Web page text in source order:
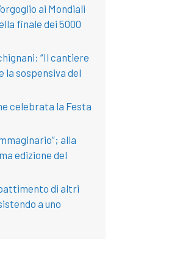
ai Mondiali
finale dei 5000
“Il cantiere
la sospensiva del
celebrata la Festa
alla
edizione del
di altri
a uno